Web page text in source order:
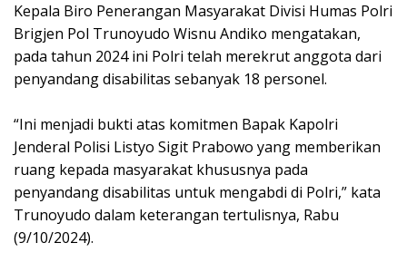
Kepala Biro Penerangan Masyarakat Divisi Humas Polri
Brigjen Pol Trunoyudo Wisnu Andiko mengatakan,
pada tahun 2024 ini Polri telah merekrut anggota dari
penyandang disabilitas sebanyak 18 personel.
“Ini menjadi bukti atas komitmen Bapak Kapolri
Jenderal Polisi Listyo Sigit Prabowo yang memberikan
ruang kepada masyarakat khususnya pada
penyandang disabilitas untuk mengabdi di Polri,” kata
Trunoyudo dalam keterangan tertulisnya, Rabu
(9/10/2024).